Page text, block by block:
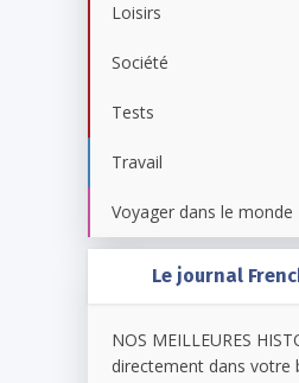
Loisirs
Société
Tests
Travail
Voyager dans le monde
Le journal
NOS MEILLEURES
directement dans votre